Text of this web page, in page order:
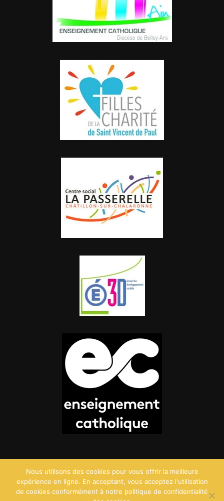
Nous utilisons des cookies pour vous offrir la meilleure
expérience en ligne. En acceptant, vous acceptez l'utilisation
de cookies conformément à notre politique de confidentialité